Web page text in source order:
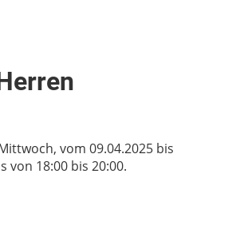
vom 09.04.2025 bis
von 18:00 bis 20:00.